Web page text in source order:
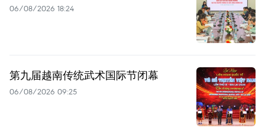
06/08/2026 18:24
第九届越南传统武术国际节闭幕
06/08/2026 09:25